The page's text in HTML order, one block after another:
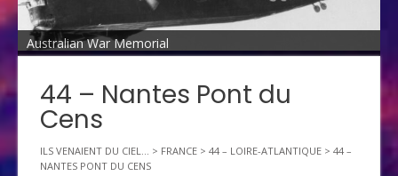
Australian War Memorial
44 – Nantes Pont du
Cens
ILS VENAIENT DU CIEL... > FRANCE > 44 – LOIRE-ATLANTIQUE > 44 –
NANTES PONT DU CENS